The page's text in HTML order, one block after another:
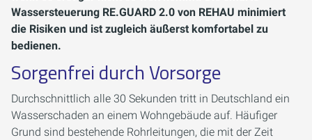
Wassersteuerung RE.GUARD 2.0 von REHAU minimiert
die Risiken und ist zugleich äußerst komfortabel zu
bedienen.
Sorgenfrei durch Vorsorge
Durchschnittlich alle 30 Sekunden tritt in Deutschland ein
Wasserschaden an einem Wohngebäude auf. Häufiger
Grund sind bestehende Rohrleitungen, die mit der Zeit